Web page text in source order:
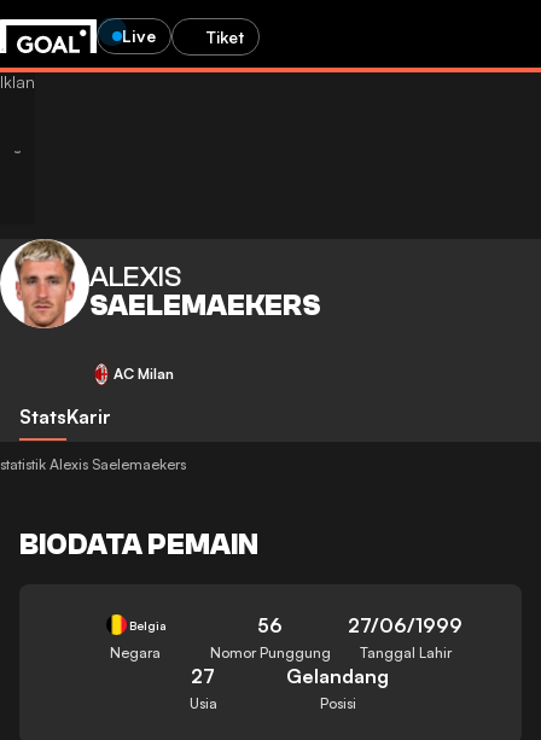
Live Tiket
ALEXIS
SAELEMAEKERS
AC Milan
StatsKarir
statistik Alexis Saelemaekers
BIODATA PEMAIN
Belgia
Negara
56
Nomor Punggung
27/06/1999
Tanggal Lahir
27
Usia
Gelandang
Posisi